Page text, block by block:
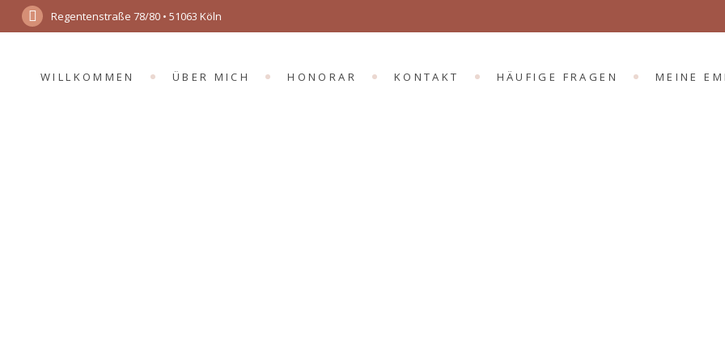
Regentenstraße 78/80 • 51063 Köln
WILLKOMMEN ÜBER MICH HONORAR KONTAKT HÄUFIGE FRAGEN MEINE